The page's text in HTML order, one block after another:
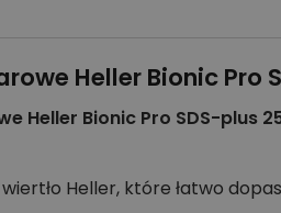
Heller Bionic
Heller Bionic Pro SDS-
Heller, które łatwo